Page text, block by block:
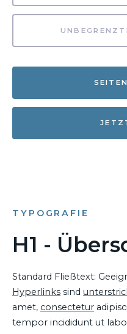
TYPOGRAFIE
H1 -
Standard Fließtext:
Hyperlinks sind
amet, consectetur
tempor incididunt ut